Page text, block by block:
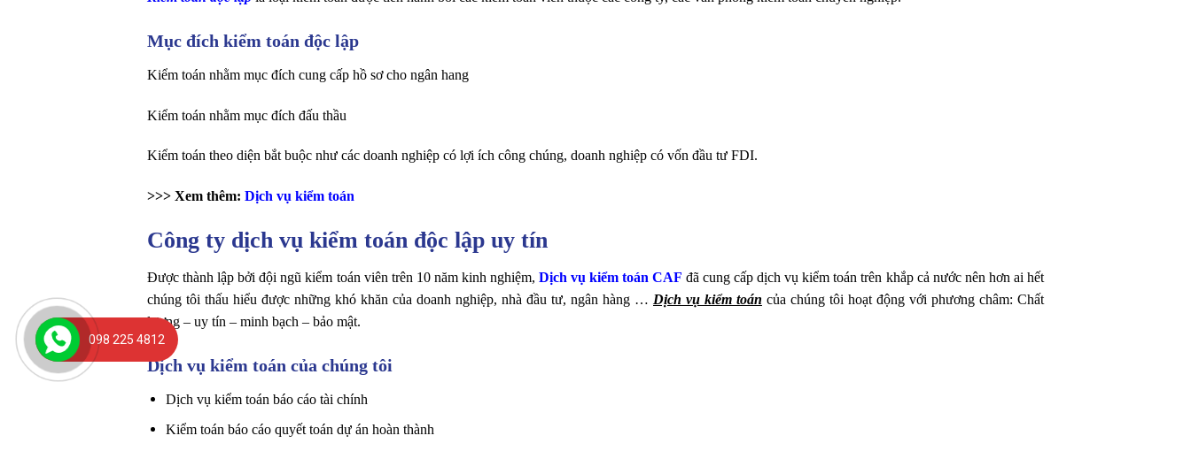
Mục đích kiểm toán độc lập
Kiểm toán nhằm mục đích cung cấp hồ sơ cho ngân hang
Kiểm toán nhằm mục đích đấu thầu
Kiểm toán theo diện bắt buộc như các doanh nghiệp có lợi ích công chúng, doanh nghiệp có vốn đầu tư FDI.
>>> Xem thêm:Dịch vụ kiểm toán
Công ty dịch vụ kiểm toán độc lập uy tín
Được thành lập bởi đội ngũ kiểm toán viên trên 10 năm kinh nghiệm, Dịch vụ kiểm toán CAF đã cung cấp dịch vụ kiểm toán trên khắp cả nước nên hơn ai hết
chúng tôi thấu hiểu được những khó khăn của doanh nghiệp, nhà đầu tư, ngân hàng … Dịch vụ kiểm toán của chúng tôi hoạt động với phương châm: Chất
lượng – uy tín – minh bạch – bảo mật.
Dịch vụ kiểm toán của chúng tôi
Dịch vụ kiểm toán báo cáo tài chính
Kiểm toán báo cáo quyết toán dự án hoàn thành
098 225 4812